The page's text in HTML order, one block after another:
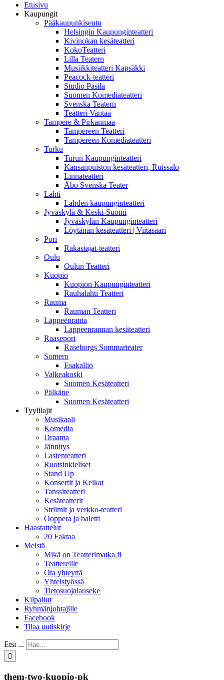
Etusivu
Kaupungit
Pääkaupunkiseutu
Helsingin Kaupunginteatteri
Kivinokan kesäteatteri
KokoTeatteri
Lilla Teatern
Musiikkiteatteri Kapsäkki
Peacock-teatteri
Studio Pasila
Suomen Komediateatteri
Svenska Teatern
Teatteri Vantaa
Tampere & Pirkanmaa
Tampereen Teatteri
Tampereen Komediateatteri
Turku
Turun Kaupunginteatteri
Kansanpuiston kesäteatteri, Ruissalo
Linnateatteri
Åbo Svenska Teater
Lahti
Lahden kaupunginteatteri
Jyväskylä & Keski-Suomi
Jyväskylän Kaupunginteatteri
Löytänän kesäteatteri | Viitasaari
Pori
Rakastajat-teatteri
Oulu
Oulun Teatteri
Kuopio
Kuopion Kaupunginteatteri
Rauhalahti Teatteri
Rauma
Rauman Teatteri
Lappeenranta
Lappeenrannan kesäteatteri
Raasepori
Raseborgs Sommarteater
Somero
Esakallio
Valkeakoski
Suomen Kesäteatteri
Pälkäne
Suomen Kesäteatteri
Tyylilajit
Musikaali
Komedia
Draama
Jännitys
Lastenteatteri
Ruotsinkieliset
Stand Up
Konsertit ja Keikat
Tanssiteatteri
Kesäteatterit
Striimit ja verkko-teatteri
Ooppera ja baletti
Haastattelut
20 Faktaa
Meistä
Mikä on Teatterimatka.fi
Teattereille
Ota yhteyttä
Yhteistyössä
Tietosuojalauseke
Kilpailut
Ryhmänjohtajille
Facebook
Tilaa uutiskirje
Etsi ...
them-two-kuopio-pk